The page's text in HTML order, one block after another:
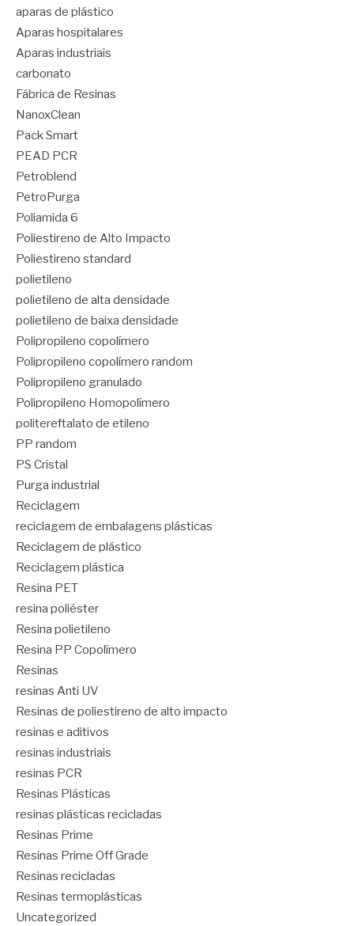
aparas de plástico
Aparas hospitalares
Aparas industriais
carbonato
Fábrica de Resinas
NanoxClean
Pack Smart
PEAD PCR
Petroblend
PetroPurga
Poliamida 6
Poliestireno de Alto Impacto
Poliestireno standard
polietileno
polietileno de alta densidade
polietileno de baixa densidade
Polipropileno copolímero
Polipropileno copolímero random
Polipropileno granulado
Polipropileno Homopolímero
politereftalato de etileno
PP random
PS Cristal
Purga industrial
Reciclagem
reciclagem de embalagens plásticas
Reciclagem de plástico
Reciclagem plástica
Resina PET
resina poliéster
Resina polietileno
Resina PP Copolímero
Resinas
resinas Anti UV
Resinas de poliestireno de alto impacto
resinas e aditivos
resinas industriais
resinas PCR
Resinas Plásticas
resinas plásticas recicladas
Resinas Prime
Resinas Prime Off Grade
Resinas recicladas
Resinas termoplásticas
Uncategorized